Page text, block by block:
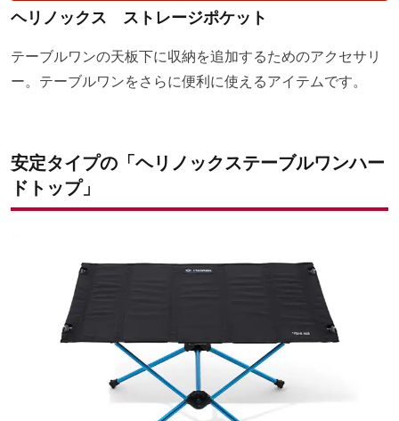
ヘリノックス ストレージポケット
テーブルワンの天板下に収納を追加するためのアクセサリ
ー。テーブルワンをさらに便利に使えるアイテムです。
安定タイプの「ヘリノックステーブルワンハー
ドトップ」